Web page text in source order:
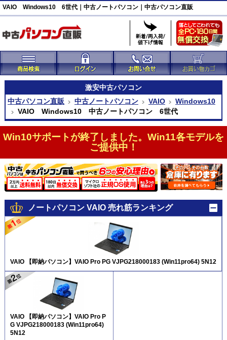
VAIO Windows10 6世代｜中古ノートパソコン｜中古パソコン直販
激安中古パソコン
中古パソコン直販
中古ノートパソコン VAIO
Windows10
VAIO Windows10 中古ノートパソコン 6世代
Win10サポートが終了しました。Win11各モデルを
ご提供中！
ノートパソコン VAIO 売れ筋ランキング
VAIO 【即納パソコン】VAIO Pro PG VJPG218000183 (Win11pro64) 5N12
VAIO 【即納パソコン】VAIO Pro P
G VJPG218000183 (Win11pro64)
5N12